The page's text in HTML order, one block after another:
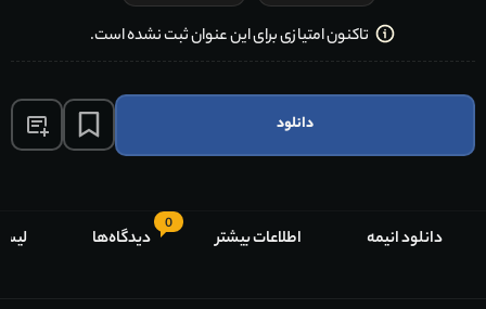
تاکنون امتیازی برای این عنوان ثبت نشده است.
دانلود
دانلود انیمه اطلاعات بیشتر
0
دیدگاه‌ها